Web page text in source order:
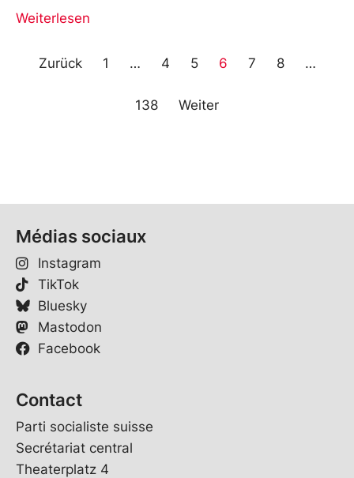
Weiterlesen
Zurück 1 … 4 5 6 7 8 …
138 Weiter
Médias sociaux
Instagram
TikTok
Bluesky
Mastodon
Facebook
Contact
Parti socialiste suisse
Secrétariat central
Theaterplatz 4